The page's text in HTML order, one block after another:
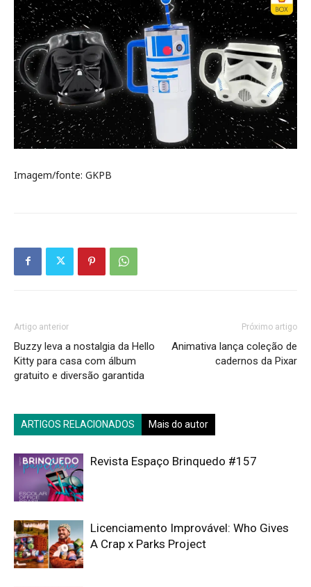
Imagem/fonte: GKPB
Artigo anterior
Buzzy leva a nostalgia da Hello
Kitty para casa com álbum
gratuito e diversão garantida
Próximo artigo
Animativa lança coleção de
cadernos da Pixar
ARTIGOS RELACIONADOS Mais do autor
Revista Espaço Brinquedo #157
Licenciamento Improvável: Who Gives
A Crap x Parks Project